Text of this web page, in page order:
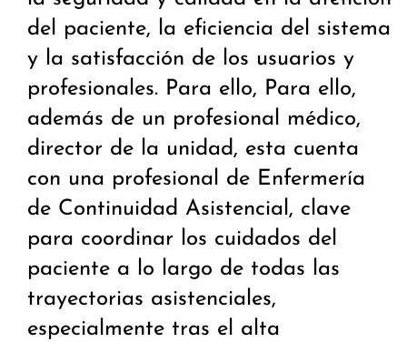
del paciente, la eficiencia del sistema
y la satisfacción de los usuarios y
profesionales. Para ello, Para ello,
además de un profesional médico,
director de la unidad, esta cuenta
con una profesional de Enfermería
de Continuidad Asistencial, clave
para coordinar los cuidados del
paciente a lo largo de todas las
trayectorias asistenciales,
especialmente tras el alta